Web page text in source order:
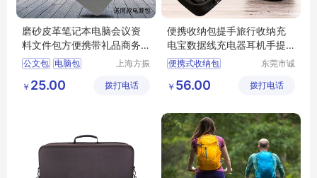
磨砂皮革笔记本电脑会议资
料文件包方便携带礼品商务
电脑包
公文包 电脑包
上海方振
有限公司
￥ 25.00 拨打电话
便携收纳包提手旅行收纳充
电宝数据线充电器耳机手提
数码收纳箱子
便携式收纳包
数据线收纳包
手提包
东莞市诚
限公司
￥ 56.00 拨打电话